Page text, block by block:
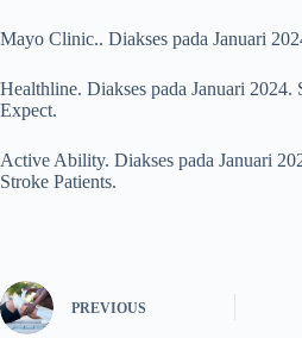
Mayo Clinic.. Diakses pada Januari
Healthline. Diakses pada Januari
Expect.
Active Ability. Diakses pada Januari
Stroke Patients.
PREVIOUS